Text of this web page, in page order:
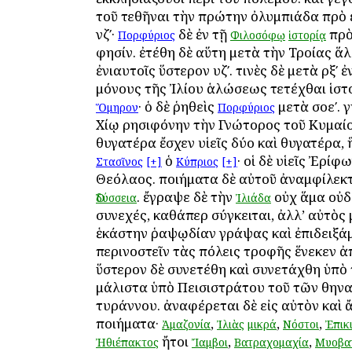
τοῦ τεθῆναι τὴν πρώτην ὀλυμπιάδα πρὸ
νζʹ· Πορφύριος δὲ ἐν τῇ Φιλοσόφῳ ἱστορίᾳ
φησίν. ἐτέθη δὲ αὕτη μετὰ τὴν Τροίας
ἐνιαυτοῖς ὕστερον υζʹ. τινὲς δὲ μετὰ ρξʹ
μόνους τῆς Ἰλίου ἁλώσεως τετέχθαι
Ὅμηρον· ὁ δὲ ῥηθεὶς Πορφύριος μετὰ σοεʹ.
Χίῳ Ἀρησιφόνην τὴν Γνώτορος τοῦ
θυγατέρα ἔσχεν υἱεῖς δύο καὶ θυγατέρα,
Στασῖνος [+] ὁ Κύπριος [+]· οἱ δὲ υἱεῖς
Θεόλαος. ποιήματα δὲ αὐτοῦ
Ὀδύσσεια. ἔγραψε δὲ τὴν Ἰλιάδα οὐχ ἅμα
συνεχές, καθάπερ σύγκειται, ἀλλ’ αὐτὸς
ἑκάστην ῥαψῳδίαν γράψας καὶ
περινοστεῖν τὰς πόλεις τροφῆς ἕνεκεν
ὕστερον δὲ συνετέθη καὶ συνετάχθη
μάλιστα ὑπὸ Πεισιστράτου τοῦ τῶν
τυράννου. ἀναφέρεται δὲ εἰς αὐτὸν καὶ
ποιήματα· Ἀμαζονία, Ἰλιὰς μικρά, Νόστοι,
Ἠθιέπακτος ἤτοι Ἴαμβοι, Βατραχομαχία,